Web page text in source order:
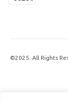
©2025. All Rights